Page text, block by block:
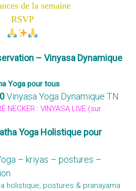
de la semaine
RSVP
– Vinyasa Dynamique
Yoga pour tous
Vinyasa Yoga Dynamique TN
NECKER : VINYASA LIVE (sur
Yoga Holistique pour
– kriyas – postures –
holistique, postures & pranayama